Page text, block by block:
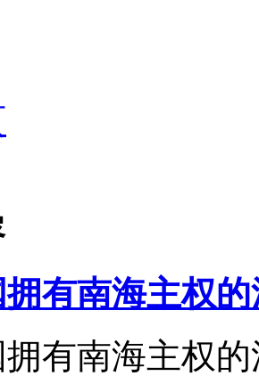
拥有南海主权
有南海主权